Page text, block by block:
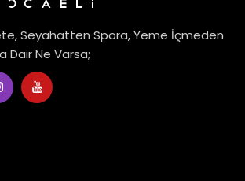
Seyahatten Spora, Yeme İçmeden
Dair Ne Varsa;